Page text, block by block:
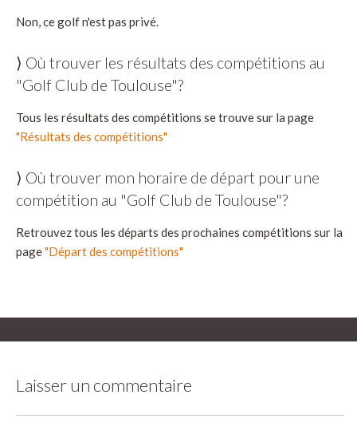
Non, ce golf n'est pas privé.
⟩ Où trouver les résultats des compétitions au
"Golf Club de Toulouse"?
Tous les résultats des compétitions se trouve sur la page
"Résultats des compétitions"
⟩ Où trouver mon horaire de départ pour une
compétition au "Golf Club de Toulouse"?
Retrouvez tous les départs des prochaines compétitions sur la
page"Départ des compétitions"
Laisser un commentaire